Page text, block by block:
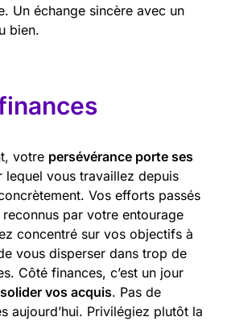
Un échange sincère avec un
bien.
votre persévérance porte ses
lequel vous travaillez depuis
Vos efforts passés
par votre entourage
concentré sur vos objectifs à
vous disperser dans trop de
Côté finances, c’est un jour
vos acquis. Pas de
aujourd’hui. Privilégiez plutôt la